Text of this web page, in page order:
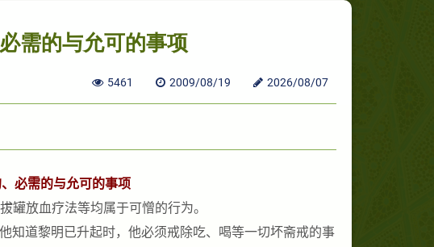
需的与允可的事项
5461 2009/08/19 2026/08/07
必需的与允可的事项
罐放血疗法等均属于可憎的行为。
知道黎明已升起时，他必须戒除吃、喝等一切坏斋戒的事